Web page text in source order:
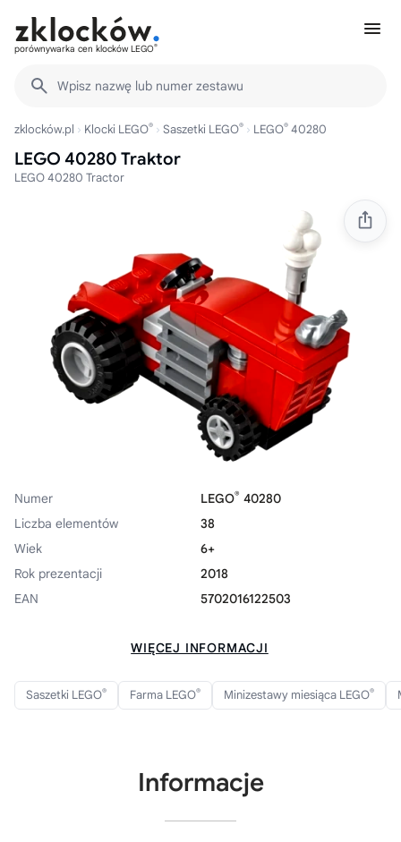
porównywarka cen klocków LEGO®
Wpisz nazwę lub numer zestawu
zklocków.pl Klocki LEGO® Saszetki LEGO® LEGO® 40280
LEGO 40280 Traktor
LEGO 40280 Tractor
Numer LEGO® 40280
Liczba elementów
38
Wiek
6+
Rok prezentacji
2018
EAN
5702016122503
WIĘCEJ INFORMACJI
Saszetki LEGO® Farma LEGO® Minizestawy miesiąca LEGO®
Informacje